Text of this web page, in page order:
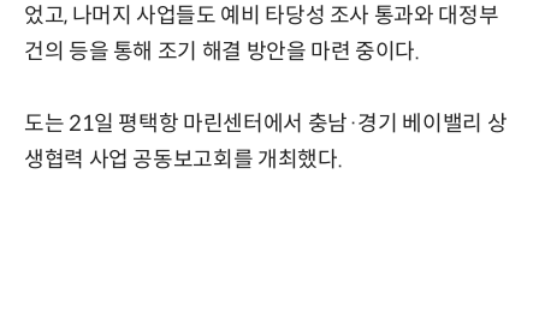
었고, 나머지 사업들도 예비 타당성 조사 통과와 대정부
건의 등을 통해 조기 해결 방안을 마련 중이다.
도는 21일 평택항 마린센터에서 충남·경기 베이밸리 상
생협력 사업 공동보고회를 개최했다.